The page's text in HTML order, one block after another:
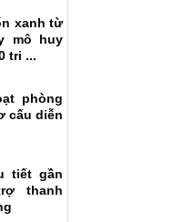
xanh từ
mô huy
tri ...
phòng
cấu diễn
tiết gần
thanh